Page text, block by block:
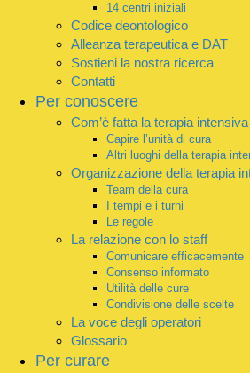
14 centri iniziali
Codice deontologico
Alleanza terapeutica e DAT
Sostieni la nostra ricerca
Contatti
Per conoscere
Com’è fatta la terapia intensiva
Capire l’unità di cura
Altri luoghi della terapia
Organizzazione della terapia
Team della cura
I tempi e i turni
Le regole
La relazione con lo staff
Comunicare efficacemente
Consenso informato
Utilità delle cure
Condivisione delle scelte
La voce degli operatori
Glossario
Per curare